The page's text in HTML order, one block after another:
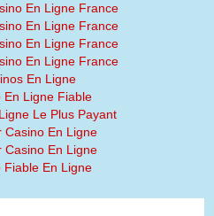
En Ligne France
En Ligne France
En Ligne France
En Ligne France
En Ligne
En Ligne Fiable
Le Plus Payant
Casino En Ligne
Casino En Ligne
Fiable En Ligne